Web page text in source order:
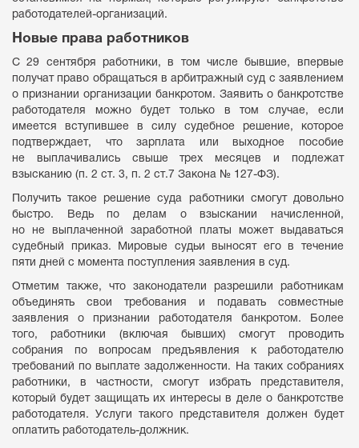
работодателей-организаций.
Новые права работников
С 29 сентября работники, в том числе бывшие, впервые
получат право обращаться в арбитражный суд с заявлением
о признании организации банкротом. Заявить о банкротстве
работодателя можно будет только в том случае, если
имеется вступившее в силу судебное решение, которое
подтверждает, что зарплата или выходное пособие
не выплачивались свыше трех месяцев и подлежат
взысканию (п. 2 ст. 3, п. 2 ст.7 Закона № 127-ФЗ).
Получить такое решение суда работники смогут довольно
быстро. Ведь по делам о взыскании начисленной,
но не выплаченной заработной платы может выдаваться
судебный приказ. Мировые судьи выносят его в течение
пяти дней с момента поступления заявления в суд.
Отметим также, что законодатели разрешили работникам
объединять свои требования и подавать совместные
заявления о признании работодателя банкротом. Более
того, работники (включая бывших) смогут проводить
собрания по вопросам предъявления к работодателю
требований по выплате задолженности. На таких собраниях
работники, в частности, смогут избрать представителя,
который будет защищать их интересы в деле о банкротстве
работодателя. Услуги такого представителя должен будет
оплатить работодатель-должник.